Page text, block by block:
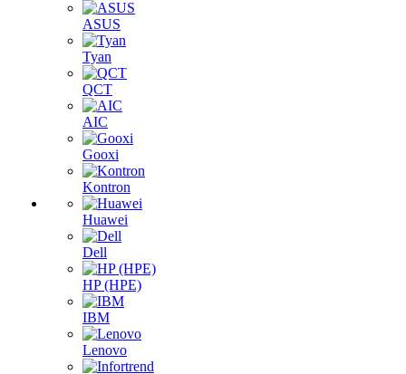
ASUS
Tyan
QCT
AIC
Gooxi
Kontron
Huawei
Dell
HP (HPE)
IBM
Lenovo